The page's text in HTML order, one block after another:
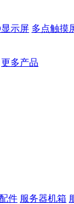
示屏 多点触摸
更多产品
件 服务器机箱